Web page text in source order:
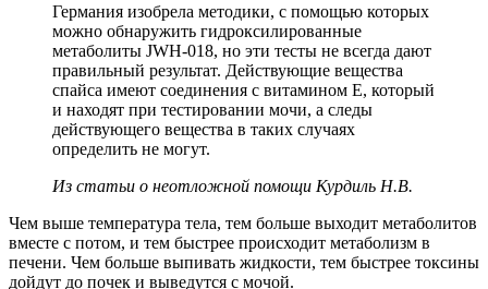
Германия изобрела методики, с помощью которых
можно обнаружить гидроксилированные
метаболиты JWH-018, но эти тесты не всегда дают
правильный результат. Действующие вещества
спайса имеют соединения с витамином Е, который
и находят при тестировании мочи, а следы
действующего вещества в таких случаях
определить не могут.
Из статьи о неотложной помощи Курдиль Н.В.
Чем выше температура тела, тем больше выходит метаболитов
вместе с потом, и тем быстрее происходит метаболизм в
печени. Чем больше выпивать жидкости, тем быстрее токсины
дойдут до почек и выведутся с мочой.